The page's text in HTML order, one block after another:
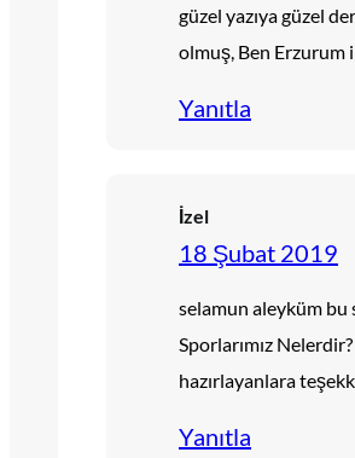
güzel yazıya güzel
olmuş, Ben Erzurum
Yanıtla
İzel
18 Şubat 2019
selamun aleyküm
Sporlarımız
hazırlayanlara
Yanıtla